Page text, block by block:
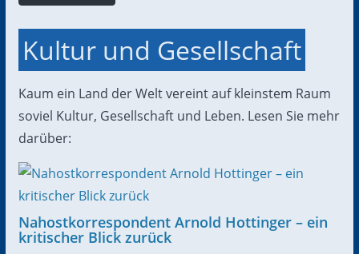
Kultur und Gesellschaft
Kaum ein Land der Welt vereint auf kleinstem Raum
soviel Kultur, Gesellschaft und Leben. Lesen Sie mehr
darüber:
Nahostkorrespondent Arnold Hottinger – ein
kritischer Blick zurück